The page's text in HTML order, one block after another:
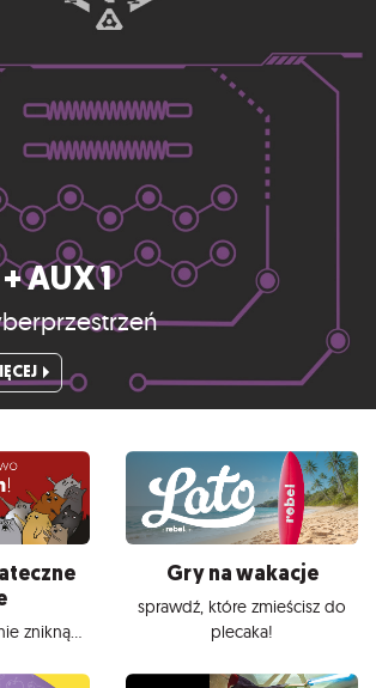
AUX 1
znikną...
Gry na wakacje
sprawdź, które zmieścisz do
plecaka!